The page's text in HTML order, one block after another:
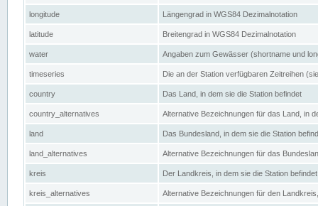
longitude Längengrad in WGS84 Dezimalnotation
latitude Breitengrad in WGS84 Dezimalnotation
water Angaben zum Gewässer (shortname und
timeseries Die an der Station verfügbaren Zeitreihen
country Das Land, in dem sie die Station befindet
country_alternatives Alternative Bezeichnungen für das Land, in
land Das Bundesland, in dem sie die Station
land_alternatives Alternative Bezeichnungen für das
kreis Der Landkreis, in dem sie die Station befindet
kreis_alternatives Alternative Bezeichnungen für den